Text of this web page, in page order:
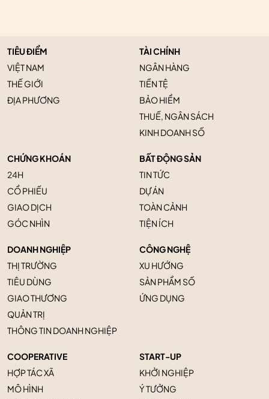
TIÊU ĐIỂM
VIỆT NAM
THẾ GIỚI
ĐỊA PHƯƠNG
TÀI CHÍNH
NGÂN HÀNG
TIỀN TỆ
BẢO HIỂM
THUẾ, NGÂN SÁCH
KINH DOANH SỐ
CHỨNG KHOÁN
24H
CỔ PHIẾU
GIAO DỊCH
GÓC NHÌN
BẤT ĐỘNG SẢN
TIN TỨC
DỰ ÁN
TOÀN CẢNH
TIỆN ÍCH
DOANH NGHIỆP
THỊ TRƯỜNG
TIÊU DÙNG
GIAO THƯƠNG
QUẢN TRỊ
THÔNG TIN DOANH NGHIỆP
CÔNG NGHỆ
XU HƯỚNG
SẢN PHẨM SỐ
ỨNG DỤNG
COOPERATIVE
HỢP TÁC XÃ
MÔ HÌNH
START-UP
KHỞI NGHIỆP
Ý TƯỞNG